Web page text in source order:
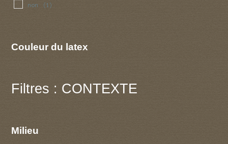
non (1)
Couleur du latex
Filtres : CONTEXTE
Milieu